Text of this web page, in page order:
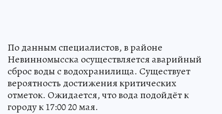
По данным специалистов, в районе
Невинномысска осуществляется аварийный
сброс воды с водохранилища. Существует
вероятность достижения критических
отметок. Ожидается, что вода подойдёт к
городу к 17:00 20 мая.